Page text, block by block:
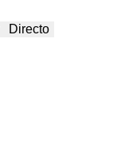
Directo